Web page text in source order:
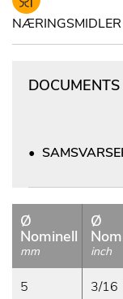
NÆRINGSMIDLER
DOCUMENTS
Ø
Nominell
mm
Ø
inch
5 3/16